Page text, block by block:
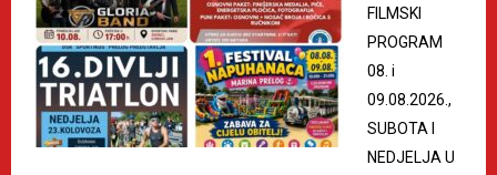
FILMSKI
PROGRAM
08. i
09.08.2026.,
SUBOTA I
NEDJELJA U